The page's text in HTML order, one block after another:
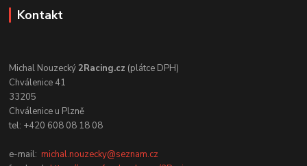
Kontakt
Michal Nouzecký2Racing.cz (plátce DPH)
Chválenice 41
33205
Chválenice u Plzně
tel: +420 608 08 18 08
e-mail:michal.nouzecky@seznam.cz